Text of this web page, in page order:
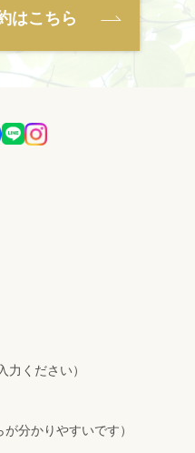
はこちら
力ください）
分かりやすいです）